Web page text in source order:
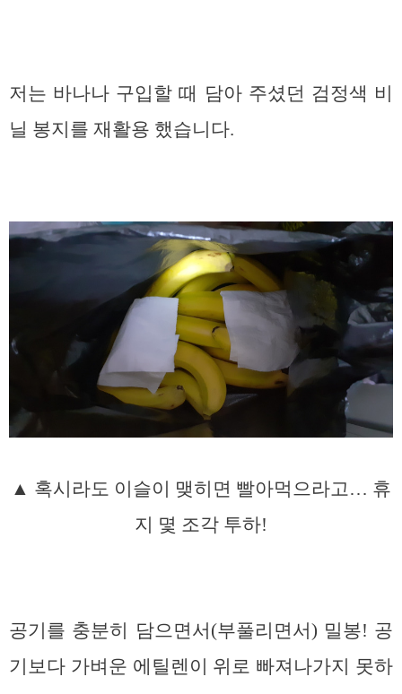
저는 바나나 구입할 때 담아 주셨던 검정색 비
닐 봉지를 재활용 했습니다.
▲ 혹시라도 이슬이 맺히면 빨아먹으라고… 휴
지 몇 조각 투하!
공기를 충분히 담으면서(부풀리면서) 밀봉! 공
기보다 가벼운 에틸렌이 위로 빠져나가지 못하